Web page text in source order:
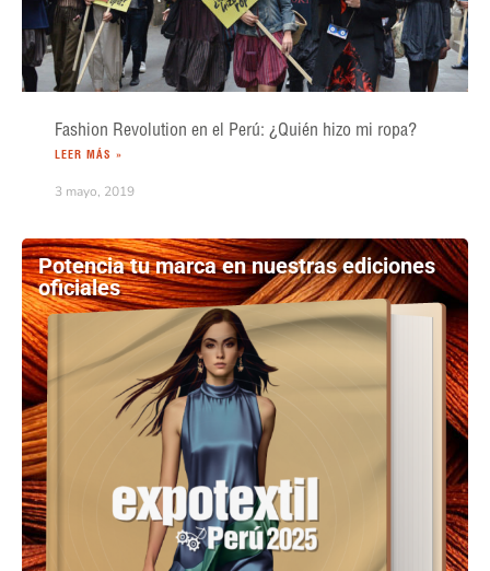
Fashion Revolution en el Perú: ¿Quién hizo mi ropa?
LEER MÁS »
3 mayo, 2019
Potencia tu marca en nuestras ediciones
oficiales